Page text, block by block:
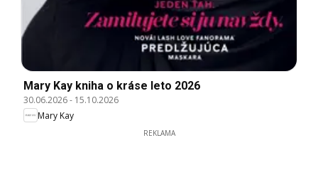
Mary Kay kniha o kráse leto 2026
30.06.2026- 15.10.2026
Mary Kay
REKLAMA